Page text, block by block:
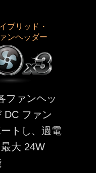
ブリッド・
ンヘッダー
ファンヘッ
DC ファン
トし、過電
大 24W